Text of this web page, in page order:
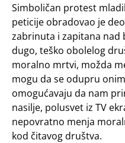
Simboličan protest
peticije obradovao je
zabrinuta i zapitana nad
dugo, teško obolelog
moralno mrtvi, možda
mogu da se odupru
omogućavaju da nam
nasilje, polusvet iz TV
nepovratno menja
kod čitavog društva.